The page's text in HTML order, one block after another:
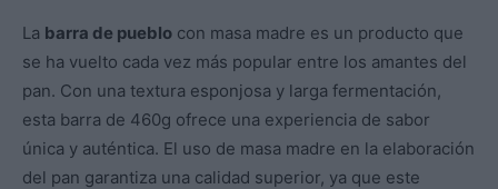
La barra de pueblo con masa madre es un producto que
se ha vuelto cada vez más popular entre los amantes del
pan. Con una textura esponjosa y larga fermentación,
esta barra de 460g ofrece una experiencia de sabor
única y auténtica. El uso de masa madre en la elaboración
del pan garantiza una calidad superior, ya que este